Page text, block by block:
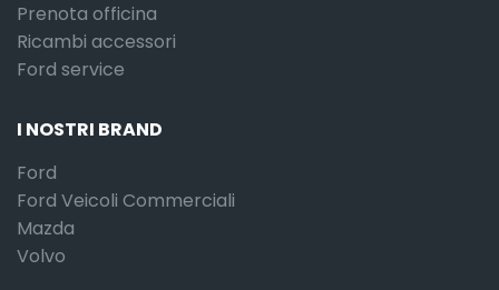
Prenota officina
Ricambi accessori
Ford service
I NOSTRI BRAND
Ford
Ford Veicoli Commerciali
Mazda
Volvo